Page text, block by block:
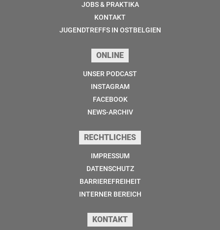
JOBS & PRAKTIKA
KONTAKT
JUGENDTREFFS IN OSTBELGIEN
ONLINE
UNSER PODCAST
INSTAGRAM
FACEBOOK
NEWS-ARCHIV
RECHTLICHES
IMPRESSUM
DATENSCHUTZ
BARRIEREFREIHEIT
INTERNER BEREICH
KONTAKT